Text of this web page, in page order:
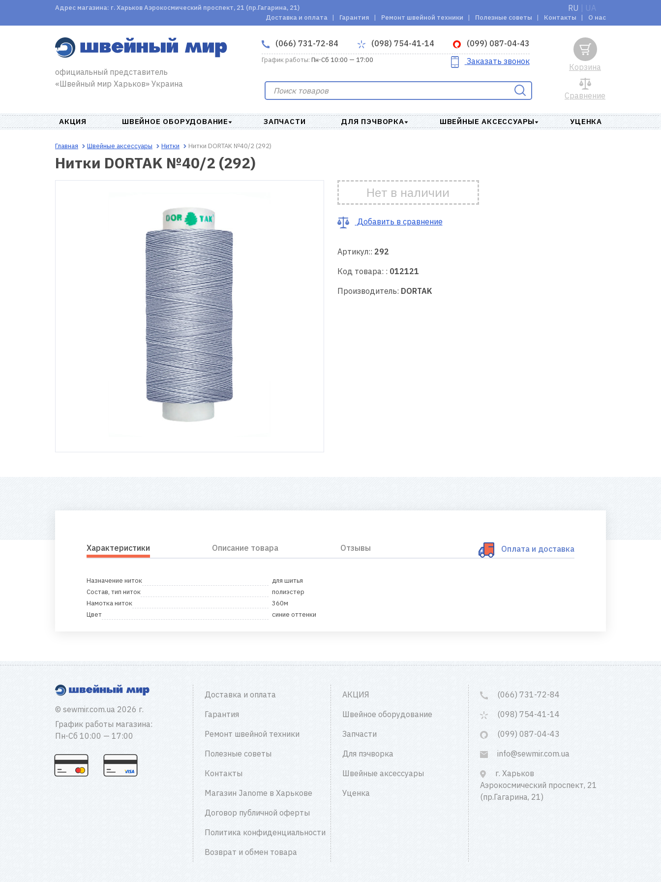
Адрес магазина: г. Харьков Аэрокосмический проспект, 21 (пр.Гагарина, 21) RU UA
Доставка и оплата Гарантия Ремонт швейной техники Полезные советы Контакты О нас
официальный представитель
«Швейный мир Харьков» Украина
(066) 731-72-84 (098) 754-41-14 (099) 087-04-43
График работы: Пн-Сб 10:00 — 17:00 Заказать звонок
Сравнение
Корзина
АКЦИЯ ШВЕЙНОЕ ОБОРУДОВАНИЕ ЗАПЧАСТИ ДЛЯ ПЭЧВОРКА ШВЕЙНЫЕ АКСЕССУАРЫ УЦЕНКА
Главная Швейные аксессуары Нитки Нитки DORTAK №40/2 (292)
Нитки DORTAK №40/2 (292)
Нет в наличии
Добавить в сравнение
Артикул:: 292
Код товара: : 012121
Производитель: DORTAK
Характеристики Описание товара Отзывы Оплата и доставка
Назначение ниток
для шитья
Состав, тип ниток
полиэстер
Намотка ниток
360м
Цвет
синие оттенки
© sewmir.com.ua 2026 г.
График работы магазина:
Пн-Сб 10:00 — 17:00
Доставка и оплата
Гарантия
Ремонт швейной техники
Полезные советы
Контакты
Магазин Janome в Харькове
Договор публичной оферты
Политика конфиденциальности
Возврат и обмен товара
АКЦИЯ
Швейное оборудование
Запчасти
Для пэчворка
Швейные аксессуары
Уценка
(066) 731-72-84
(098) 754-41-14
(099) 087-04-43
info@sewmir.com.ua
г. Харьков
Аэрокосмический проспект, 21
(пр.Гагарина, 21)